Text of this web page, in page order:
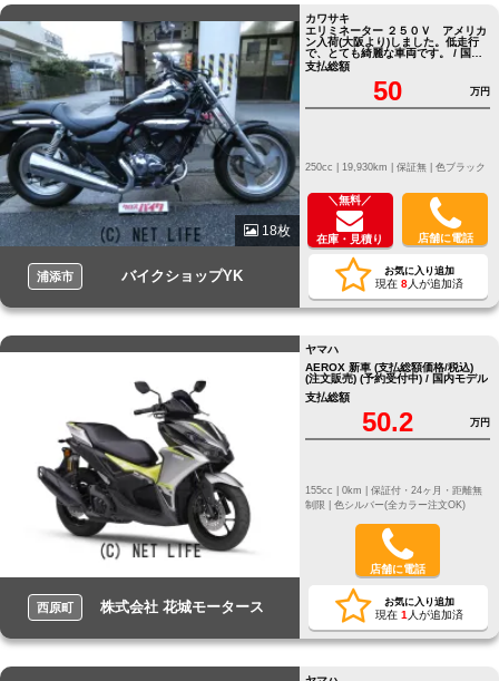
18枚
浦添市 バイクショップYK
カワサキ
エリミネーター ２５０Ｖ アメリカ
ン入荷(大阪より)しました。低走行
で、とても綺麗な車両です。 / 国内
モデル
支払総額
50 万円
250cc | 19,930km | 保証無 | 色ブラック
＼無料／
在庫・見積り 店舗に電話
お気に入り追加
現在 8人が追加済
西原町 株式会社 花城モータース
ヤマハ
AEROX 新車 (支払総額価格/税込)
(注文販売) (予約受付中) / 国内モデル
支払総額
50.2 万円
保証付・24ヶ月・距離無
制限 | 色シルバー(全カラー注文OK)
店舗に電話
お気に入り追加
現在 1 人が追加済